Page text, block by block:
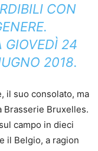
CON
GIOVEDÌ 24
2018.
il suo consolato, ma
Brasserie Bruxelles.
campo in dieci
il Belgio, a ragion